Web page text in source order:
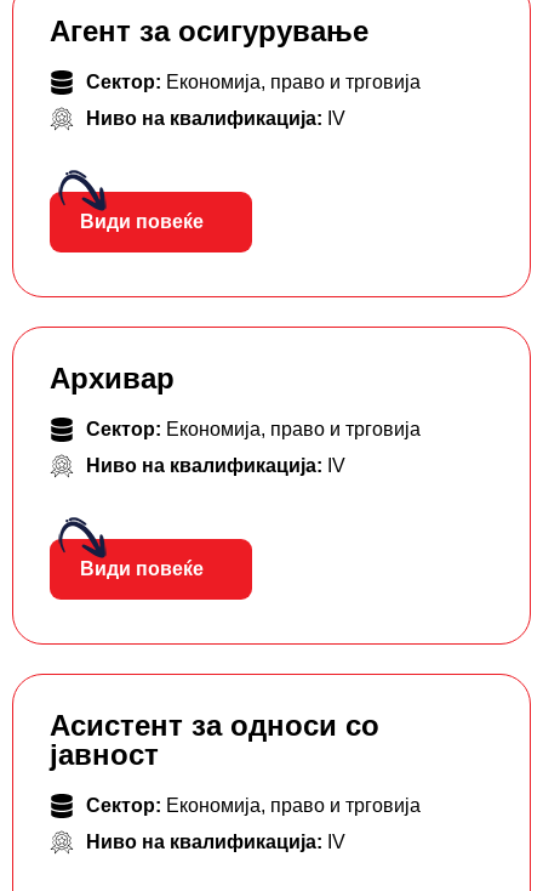
Агент за осигурување
Сектор: Економија, право и трговија
Ниво на квалификација: IV
Види повеќе
Архивар
Сектор: Економија, право и трговија
Ниво на квалификација: IV
Види повеќе
Асистент за односи со
јавност
Сектор: Економија, право и трговија
Ниво на квалификација: IV